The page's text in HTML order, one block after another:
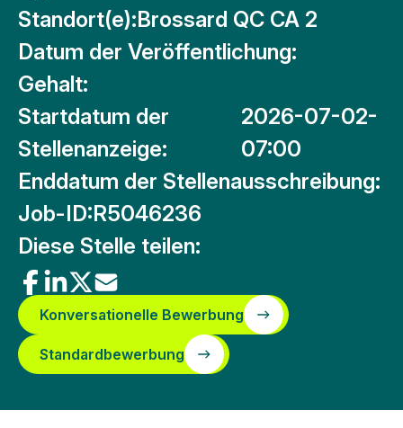
Standort(e):Brossard QC CA 2
Datum der Veröffentlichung:
Gehalt:
Startdatum der
Stellenanzeige:
2026-07-02-
07:00
Enddatum der Stellenausschreibung:
Job-ID:R5046236
Diese Stelle teilen:
Konversationelle Bewerbung
Standardbewerbung